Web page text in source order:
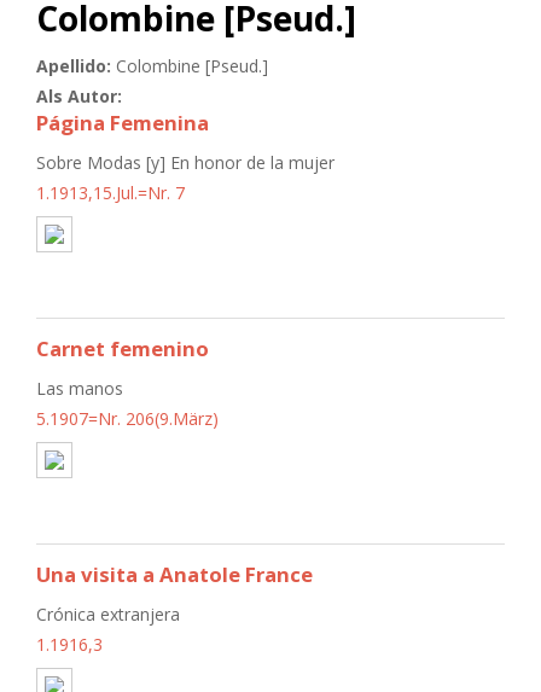
Colombine [Pseud.]
Apellido: Colombine [Pseud.]
Als Autor:
Página Femenina
Sobre Modas [y] En honor de la mujer
1.1913,15.Jul.=Nr. 7
Carnet femenino
Las manos
5.1907=Nr. 206(9.März)
Una visita a Anatole France
Crónica extranjera
1.1916,3